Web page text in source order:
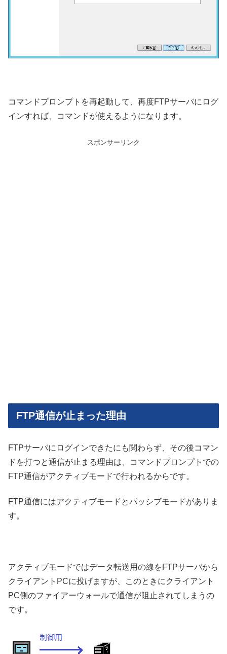
コマンドプロンプトを再起動して、再度FTPサーバにログ
インすれば、コマンドが使えるようになります。
スポンサーリンク
FTP通信が止まった理由
FTPサーバにログインできたにも関わらず、その後コマン
ドを打つと通信が止まる理由は、コマンドプロンプトでの
FTP通信がアクティブモードで行われるからです。
FTP通信にはアクティブモードとパッシブモードがありま
す。
アクティブモードではデータ転送用の線をFTPサーバから
クライアントPCに投げますが、このときにクライアント
PC側のファイアーウォールで通信が阻止されてしまうの
です。